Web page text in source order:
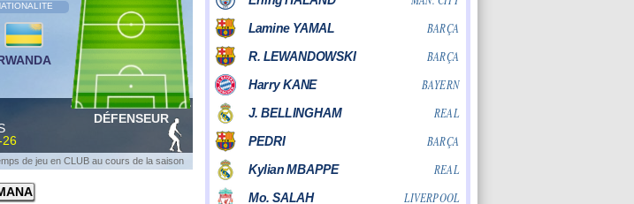
DÉFENSEUR
de jeu en CLUB au cours de la saison